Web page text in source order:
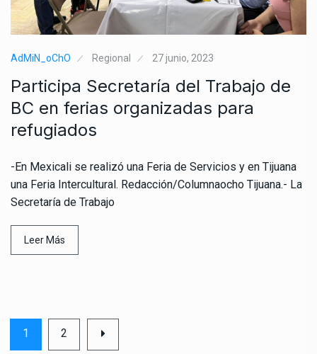
AdMiN_oChO Regional 27 junio, 2023
Participa Secretaría del Trabajo de
BC en ferias organizadas para
refugiados
-En Mexicali se realizó una Feria de Servicios y en Tijuana
una Feria Intercultural. Redacción/Columnaocho Tijuana.- La
Secretaría de Trabajo
Leer Más
1 2